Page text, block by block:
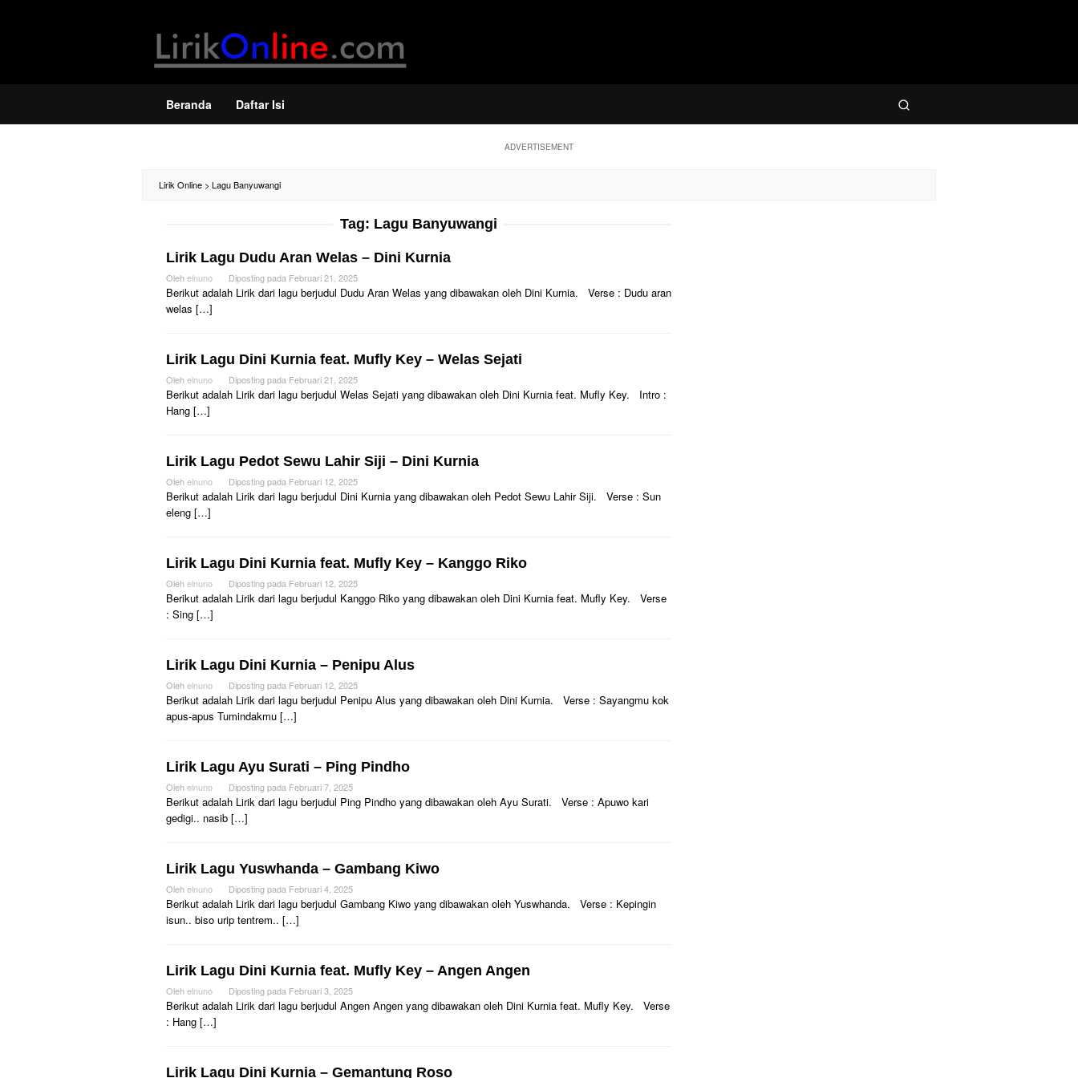
Beranda Daftar Isi
ADVERTISEMENT
Lirik Online > Lagu Banyuwangi
Tag: Lagu Banyuwangi
Lirik Lagu Dudu Aran Welas – Dini Kurnia
Olehelnuno Diposting pada Februari 21, 2025
Berikut adalah Lirik dari lagu berjudul Dudu Aran Welas yang dibawakan oleh Dini Kurnia. Verse : Dudu aran
welas […]
Lirik Lagu Dini Kurnia feat. Mufly Key – Welas Sejati
Olehelnuno Diposting pada Februari 21, 2025
Berikut adalah Lirik dari lagu berjudul Welas Sejati yang dibawakan oleh Dini Kurnia feat. Mufly Key. Intro :
Hang […]
Lirik Lagu Pedot Sewu Lahir Siji – Dini Kurnia
Olehelnuno Diposting pada Februari 12, 2025
Berikut adalah Lirik dari lagu berjudul Dini Kurnia yang dibawakan oleh Pedot Sewu Lahir Siji. Verse : Sun
eleng […]
Lirik Lagu Dini Kurnia feat. Mufly Key – Kanggo Riko
Olehelnuno Diposting pada Februari 12, 2025
Berikut adalah Lirik dari lagu berjudul Kanggo Riko yang dibawakan oleh Dini Kurnia feat. Mufly Key. Verse
: Sing […]
Lirik Lagu Dini Kurnia – Penipu Alus
Olehelnuno Diposting pada Februari 12, 2025
Berikut adalah Lirik dari lagu berjudul Penipu Alus yang dibawakan oleh Dini Kurnia. Verse : Sayangmu kok
apus-apus Tumindakmu […]
Lirik Lagu Ayu Surati – Ping Pindho
Olehelnuno Diposting pada Februari 7, 2025
Berikut adalah Lirik dari lagu berjudul Ping Pindho yang dibawakan oleh Ayu Surati. Verse : Apuwo kari
gedigi.. nasib […]
Lirik Lagu Yuswhanda – Gambang Kiwo
Olehelnuno Diposting pada Februari 4, 2025
Berikut adalah Lirik dari lagu berjudul Gambang Kiwo yang dibawakan oleh Yuswhanda. Verse : Kepingin
isun.. biso urip tentrem.. […]
Lirik Lagu Dini Kurnia feat. Mufly Key – Angen Angen
Olehelnuno Diposting pada Februari 3, 2025
Berikut adalah Lirik dari lagu berjudul Angen Angen yang dibawakan oleh Dini Kurnia feat. Mufly Key. Verse
: Hang […]
Lirik Lagu Dini Kurnia – Gemantung Roso